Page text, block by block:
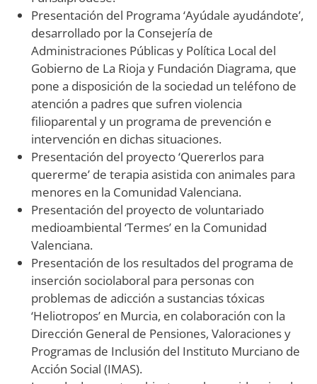
Presentación del Programa ‘Ayúdale ayudándote’,
desarrollado por la Consejería de
Administraciones Públicas y Política Local del
Gobierno de La Rioja y Fundación Diagrama, que
pone a disposición de la sociedad un teléfono de
atención a padres que sufren violencia
filioparental y un programa de prevención e
intervención en dichas situaciones.
Presentación del proyecto ‘Quererlos para
quererme’ de terapia asistida con animales para
menores en la Comunidad Valenciana.
Presentación del proyecto de voluntariado
medioambiental ‘Termes’ en la Comunidad
Valenciana.
Presentación de los resultados del programa de
inserción sociolaboral para personas con
problemas de adicción a sustancias tóxicas
‘Heliotropos’ en Murcia, en colaboración con la
Dirección General de Pensiones, Valoraciones y
Programas de Inclusión del Instituto Murciano de
Acción Social (IMAS).